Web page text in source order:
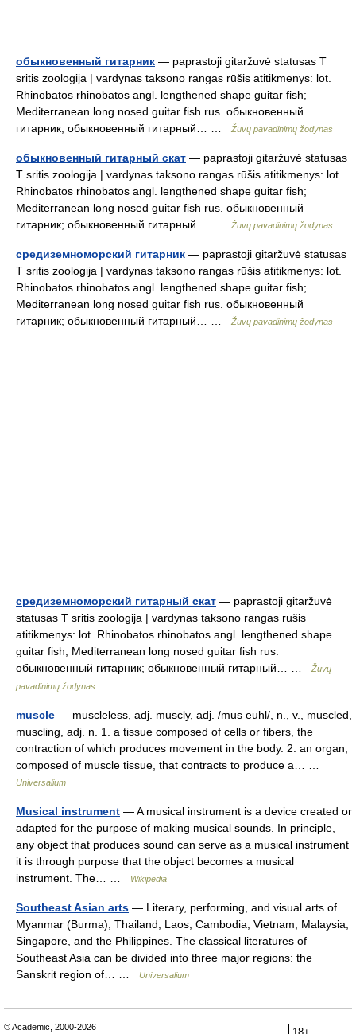
обыкновенный гитарник — paprastoji gitaržuvė statusas T
sritis zoologija | vardynas taksono rangas rūšis atitikmenys: lot.
Rhinobatos rhinobatos angl. lengthened shape guitar fish;
Mediterranean long nosed guitar fish rus. обыкновенный
гитарник; обыкновенный гитарный… …
Žuvų pavadinimų žodynas
обыкновенный гитарный скат — paprastoji gitaržuvė statusas
T sritis zoologija | vardynas taksono rangas rūšis atitikmenys: lot.
Rhinobatos rhinobatos angl. lengthened shape guitar fish;
Mediterranean long nosed guitar fish rus. обыкновенный
гитарник; обыкновенный гитарный… …
Žuvų pavadinimų žodynas
средиземноморский гитарник — paprastoji gitaržuvė statusas
T sritis zoologija | vardynas taksono rangas rūšis atitikmenys: lot.
Rhinobatos rhinobatos angl. lengthened shape guitar fish;
Mediterranean long nosed guitar fish rus. обыкновенный
гитарник; обыкновенный гитарный… …
Žuvų pavadinimų žodynas
средиземноморский гитарный скат — paprastoji gitaržuvė
statusas T sritis zoologija | vardynas taksono rangas rūšis
atitikmenys: lot. Rhinobatos rhinobatos angl. lengthened shape
guitar fish; Mediterranean long nosed guitar fish rus.
обыкновенный гитарник; обыкновенный гитарный… …
Žuvų
pavadinimų žodynas
muscle — muscleless, adj. muscly, adj. /mus euhl/, n., v., muscled,
muscling, adj. n. 1. a tissue composed of cells or fibers, the
contraction of which produces movement in the body. 2. an organ,
composed of muscle tissue, that contracts to produce a… …
Universalium
Musical instrument — A musical instrument is a device created or
adapted for the purpose of making musical sounds. In principle,
any object that produces sound can serve as a musical instrument
it is through purpose that the object becomes a musical
instrument. The… …
Wikipedia
Southeast Asian arts — Literary, performing, and visual arts of
Myanmar (Burma), Thailand, Laos, Cambodia, Vietnam, Malaysia,
Singapore, and the Philippines. The classical literatures of
Southeast Asia can be divided into three major regions: the
Sanskrit region of… …
Universalium
© Academic, 2000-2026